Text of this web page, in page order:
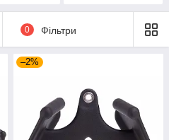
0 Фільтри
–2%